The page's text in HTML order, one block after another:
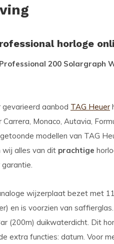
horloge
200 Solargraph
aanbod TAG Heuer
Monaco, Autavia,
modellen van TAG
wij alles van dit prachtige
wijzerplaat bezet met
en is voorzien van
(200m) duikwaterdicht. Dit
extra functies: datum. Voor